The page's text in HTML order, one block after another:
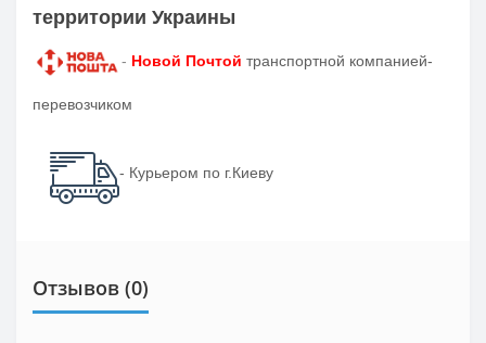
территории Украины
- Новой Почтой транспортной компанией-
перевозчиком
- Курьером по г.Киеву
Отзывов (0)